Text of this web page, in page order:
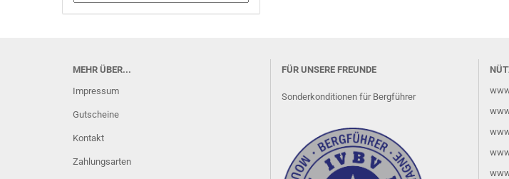
MEHR ÜBER...
Impressum
Gutscheine
Kontakt
Zahlungsarten
FÜR UNSERE FREUNDE
Sonderkonditionen für Bergführer